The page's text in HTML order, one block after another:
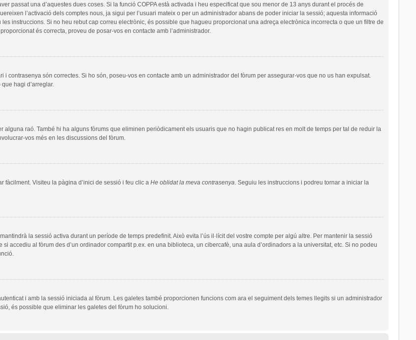
passat una d’aquestes dues coses. Si la funció COPPA està activada i heu especificat que sou menor de 13 anys durant el procés de
l’activació dels comptes nous, ja sigui per l’usuari mateix o per un administrador abans de poder iniciar la sessió; aquesta informació
instruccions. Si no heu rebut cap correu electrònic, és possible que hagueu proporcionat una adreça electrònica incorrecta o que un filtre de
és correcta, proveu de posar-vos en contacte amb l’administrador.
i contrasenya són correctes. Si ho són, poseu-vos en contacte amb un administrador del fòrum per assegurar-vos que no us han expulsat.
hagi d’arreglar.
raó. També hi ha alguns fòrums que eliminen periòdicament els usuaris que no hagin publicat res en molt de temps per tal de reduir la
vos més en les discussions del fòrum.
fàcilment. Visiteu la pàgina d’inici de sessió i feu clic a He oblidat la meva contrasenya. Seguiu les instruccions i podreu tornar a iniciar la
la sessió activa durant un període de temps predefinit. Això evita l’ús il·lícit del vostre compte per algú altre. Per mantenir la sessió
accediu al fòrum des d’un ordinador compartit p.ex. en una biblioteca, un cibercafè, una aula d’ordinadors a la universitat, etc. Si no podeu
i amb la sessió iniciada al fòrum. Les galetes també proporcionen funcions com ara el seguiment dels temes llegits si un administrador
és possible que eliminar les galetes del fòrum ho solucioni.